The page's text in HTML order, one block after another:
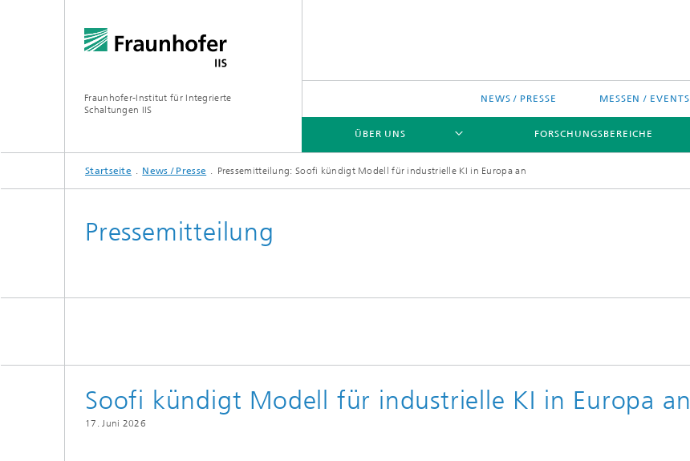
Fraunhofer-Institut für Integrierte
Schaltungen IIS
NEWS / PRESSE MESSEN / EVENTS
ÜBER UNS
ÜBER UNS
FORSCHUNGSBEREICHE
FORSCHUNGSBEREICHE
ONLINE-MAGAZIN
Startseite News / Presse Pressemitteilung: Soofi kündigt Modell für industrielle KI in Europa an
Pressemitteilung
Soofi kündigt Modell für industrielle KI in Europa an
17. Juni 2026